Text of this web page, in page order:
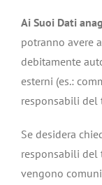
Ai Suoi Dati
potranno avere
debitamente
esterni (es.:
responsabili del
Se desidera
responsabili
vengono